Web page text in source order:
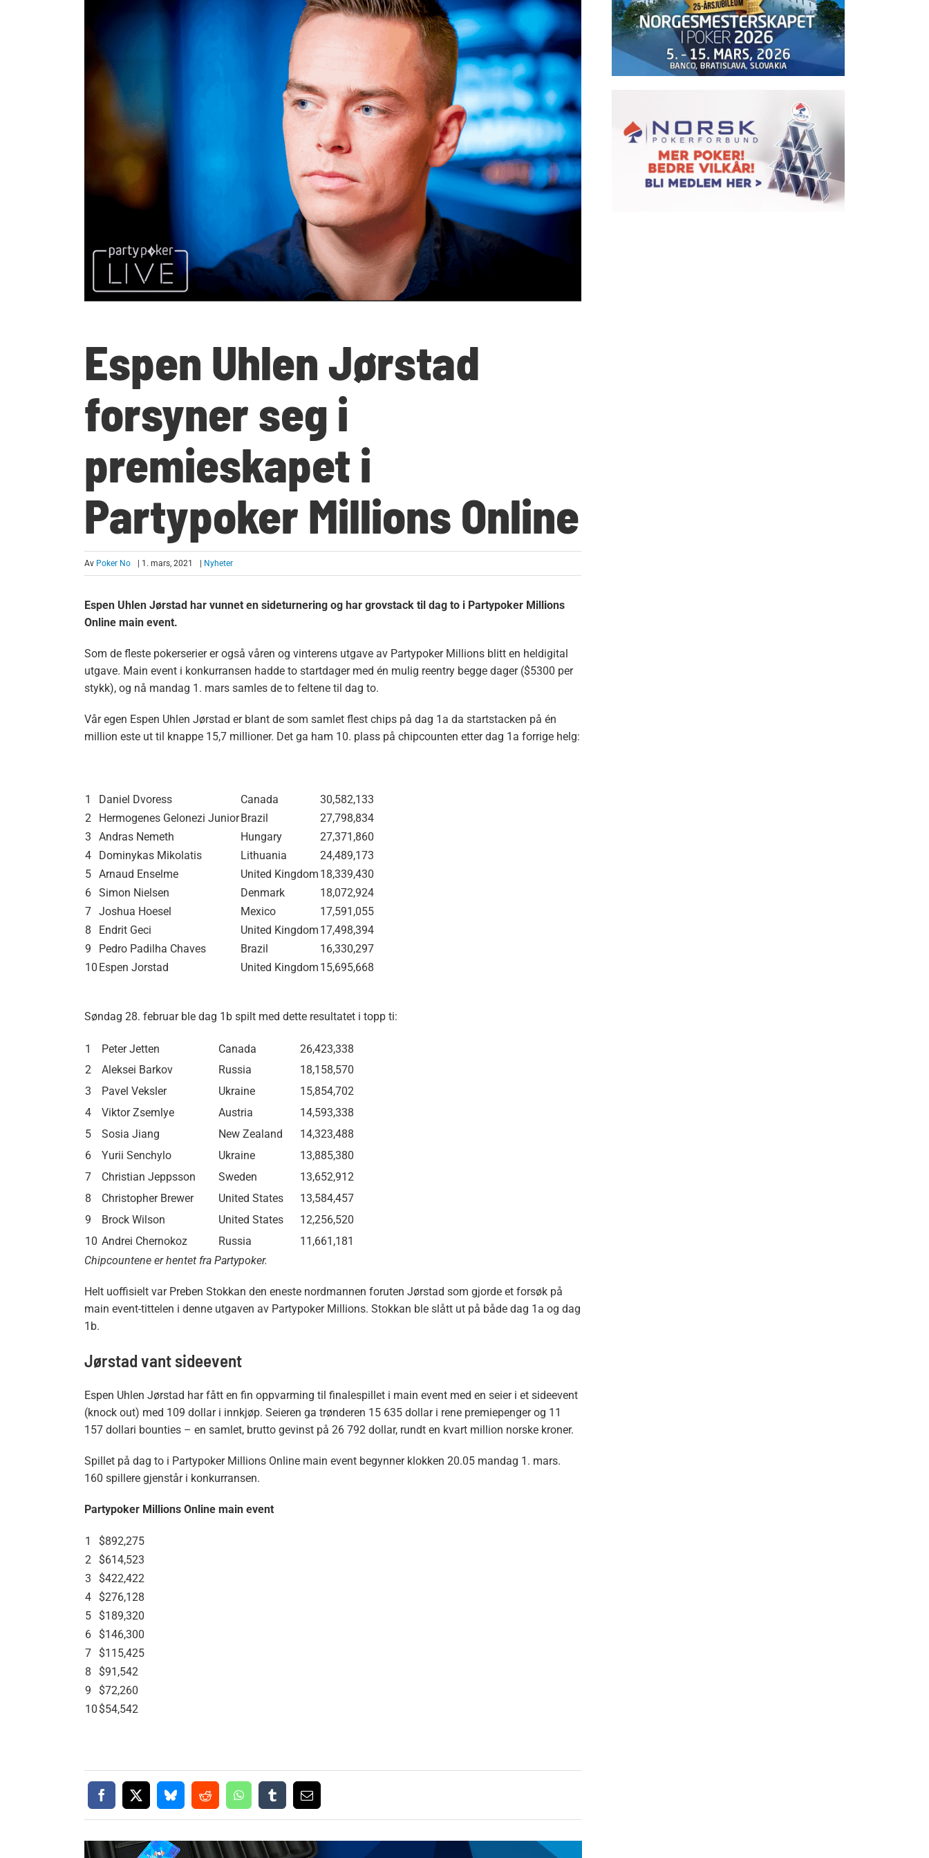
Espen Uhlen Jørstad
forsyner seg i
premieskapet i
Partypoker Millions Online
Av Poker No | 1. mars, 2021 Nyheter
Espen Uhlen Jørstad har vunnet en sideturnering og har grovstack til dag to i Partypoker Millions
Online main event.
Som de fleste pokerserier er også våren og vinterens utgave av Partypoker Millions blitt en heldigital
utgave. Main event i konkurransen hadde to startdager med én mulig reentry begge dager ($5300 per
stykk), og nå mandag 1. mars samles de to feltene til dag to.
Vår egen Espen Uhlen Jørstad er blant de som samlet flest chips på dag 1a da startstacken på én
million este ut til knappe 15,7 millioner. Det ga ham 10. plass på chipcounten etter dag 1a forrige helg:
1 Daniel Dvoress Canada
30,582,133
2
Hermogenes Gelonezi JuniorBrazil
27,798,834
3
Andras Nemeth Hungary
27,371,860
4
Dominykas Mikolatis Lithuania
24,489,173
5 Arnaud Enselme United Kingdom 18,339,430
6 Simon Nielsen Denmark
18,072,924
7 Joshua Hoesel Mexico
17,591,055
8
Endrit Geci United Kingdom 17,498,394
9
Pedro Padilha Chaves Brazil
16,330,297
10 Espen Jorstad United Kingdom 15,695,668
Søndag 28. februar ble dag 1b spilt med dette resultatet i topp ti:
1 Peter Jetten Canada
26,423,338
2
Aleksei Barkov Russia
18,158,570
3
Pavel Veksler Ukraine
15,854,702
4
Viktor Zsemlye Austria
14,593,338
5
Sosia Jiang New Zealand
14,323,488
6
Yurii Senchylo Ukraine
13,885,380
7
Christian Jeppsson Sweden
13,652,912
8
Christopher Brewer United States
13,584,457
9
Brock Wilson United States
12,256,520
10 Andrei Chernokoz Russia
11,661,181
Chipcountene er hentet fra Partypoker.
Helt uoffisielt var Preben Stokkan den eneste nordmannen foruten Jørstad som gjorde et forsøk på
main event-tittelen i denne utgaven av Partypoker Millions. Stokkan ble slått ut på både dag 1a og dag
1b.
Jørstad vant sideevent
Espen Uhlen Jørstad har fått en fin oppvarming til finalespillet i main event med en seier i et sideevent
(knock out) med 109 dollar i innkjøp. Seieren ga trønderen 15 635 dollar i rene premiepenger og 11
157 dollari bounties – en samlet, brutto gevinst på 26 792 dollar, rundt en kvart million norske kroner.
Spillet på dag to i Partypoker Millions Online main event begynner klokken 20.05 mandag 1. mars.
160 spillere gjenstår i konkurransen.
Partypoker Millions Online main event
1
$892,275
2
$614,523
3
$422,422
4
$276,128
5
$189,320
6
$146,300
7
$115,425
8
$91,542
9
$72,260
10 $54,542